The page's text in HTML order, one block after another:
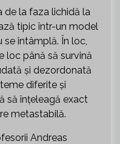
de la faza lichidă la
tipic într-un model
se întâmplă. În loc,
loc până să survină
și dezordonată
diferite și
să înțeleagă exact
metastabilă.
Andreas